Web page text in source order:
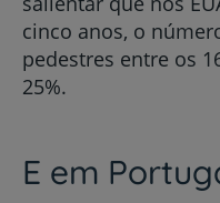
cinco anos, o
pedestres entre os
25%.
E em